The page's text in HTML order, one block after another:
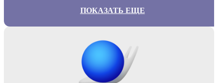
ПОКАЗАТЬ ЕЩЕ